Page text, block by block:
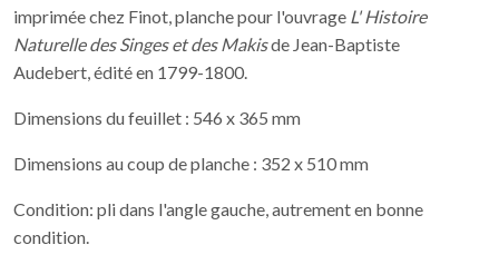
imprimée chez Finot, planche pour l'ouvrage L' Histoire
Naturelle des Singes et des Makisde Jean-Baptiste
Audebert, édité en 1799-1800.
Dimensions du feuillet : 546 x 365 mm
Dimensions au coup de planche : 352 x 510 mm
Condition: pli dans l'angle gauche, autrement en bonne
condition.